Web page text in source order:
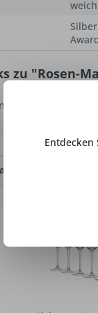
zu "Rosen-
Schraml
Entdecken